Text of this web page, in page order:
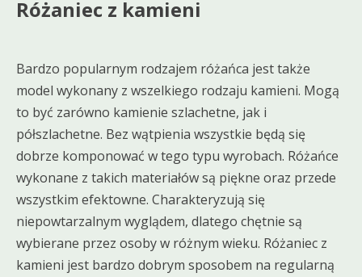
Różaniec z kamieni
Bardzo popularnym rodzajem różańca jest także
model wykonany z wszelkiego rodzaju kamieni. Mogą
to być zarówno kamienie szlachetne, jak i
półszlachetne. Bez wątpienia wszystkie będą się
dobrze komponować w tego typu wyrobach. Różańce
wykonane z takich materiałów są piękne oraz przede
wszystkim efektowne. Charakteryzują się
niepowtarzalnym wyglądem, dlatego chętnie są
wybierane przez osoby w różnym wieku. Różaniec z
kamieni jest bardzo dobrym sposobem na regularną